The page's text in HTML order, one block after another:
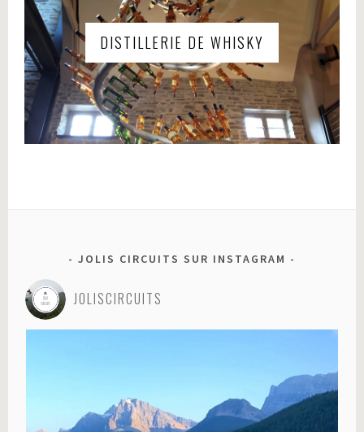
DISTILLERIE DE WHISKY
JOLIS CIRCUITS SUR INSTAGRAM
JOLISCIRCUITS